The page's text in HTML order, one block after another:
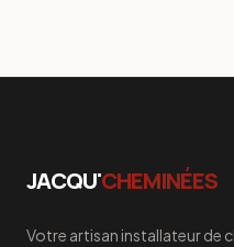
JACQU'CHEMINÉES
Votre artisan installateur de